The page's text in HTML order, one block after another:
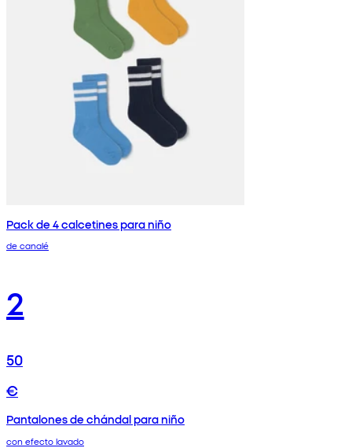
Pack de 4 calcetines para niño
de canalé
2
50
€
Pantalones de chándal para niño
con efecto lavado